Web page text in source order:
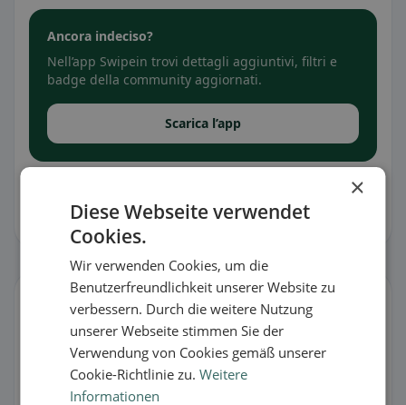
Ancora indeciso?
Nell’app Swipein trovi dettagli aggiuntivi, filtri e
badge della community aggiornati.
Scarica l’app
contenere errori. Usa la funzione di segnalazione in caso di
incongruenze.
Gestisci scheda
C’è qualcosa che non va o sei il proprietario?
🐛 Segnala un problema
×
Diese Webseite verwendet
Cookies.
Wir verwenden Cookies, um die
Benutzerfreundlichkeit unserer Website zu
verbessern. Durch die weitere Nutzung
unserer Webseite stimmen Sie der
Verwendung von Cookies gemäß unserer
Cookie-Richtlinie zu.Weitere
Informationen